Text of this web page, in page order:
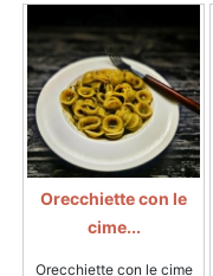
Orecchiette con le
cime...
Orecchiette con le cime